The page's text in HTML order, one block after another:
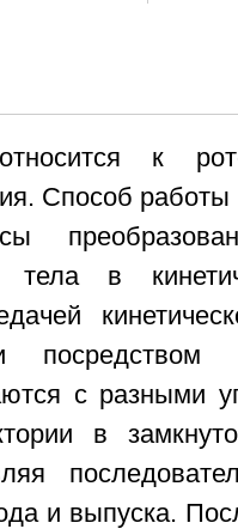
к
Способ работы
тела в
с разными
в
и выпуска.